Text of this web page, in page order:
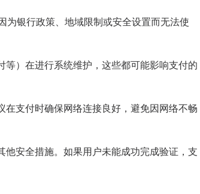
为银行政策、地域限制或安全设置而无法使
）在进行系统维护，这些都可能影响支付的
支付时确保网络连接良好，避免因网络不畅
安全措施。如果用户未能成功完成验证，支